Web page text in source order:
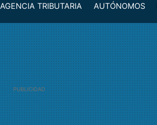
AGENCIA TRIBUTARIA AUTÓNOMOS